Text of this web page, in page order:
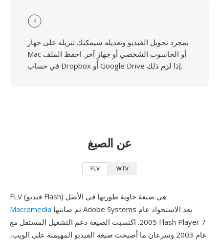
4
بمجرد تحويل الفيديو وتعديله سيمكنك تنزيله على جهاز
Mac أو الحاسوب الشخصي أو جهازٍ آخر. احفظ الملف
في حساب Dropbox أو Google Drive إذا لزم ذلك.
عن الصيغ
FLV WTV
FLV (فيديو Flash) هي صيغة حاوية طورتها في الأصل
Macromedia
2005. اكتسبت الصيغة دعم التشغيل المستقل مع Flash Player 7
عام 2003 وسرعان ما أصبحت صيغة الفيديو المهيمنة على الويب،